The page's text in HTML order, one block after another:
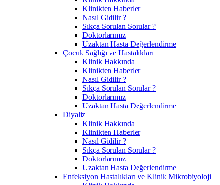
Klinikten Haberler
Nasıl Gidilir ?
Sıkça Sorulan Sorular ?
Doktorlarımız
Uzaktan Hasta Değerlendirme
Çocuk Sağlığı ve Hastalıkları
Klinik Hakkında
Klinikten Haberler
Nasıl Gidilir ?
Sıkça Sorulan Sorular ?
Doktorlarımız
Uzaktan Hasta Değerlendirme
Diyaliz
Klinik Hakkında
Klinikten Haberler
Nasıl Gidilir ?
Sıkça Sorulan Sorular ?
Doktorlarımız
Uzaktan Hasta Değerlendirme
Enfeksiyon Hastalıkları ve Klinik Mikrobiyoloji